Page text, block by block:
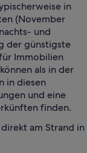
in
(November
und
der günstigste
Immobilien
als in der
in diesen
und eine
finden.
am Strand in